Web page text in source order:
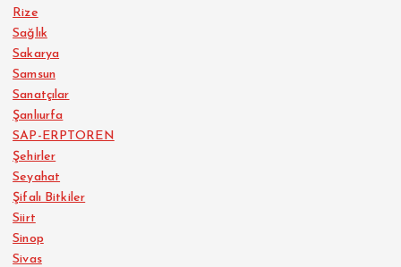
Rize
Sağlık
Sakarya
Samsun
Sanatçılar
Şanlıurfa
SAP-ERPTOREN
Şehirler
Seyahat
Şifalı Bitkiler
Siirt
Sinop
Sivas